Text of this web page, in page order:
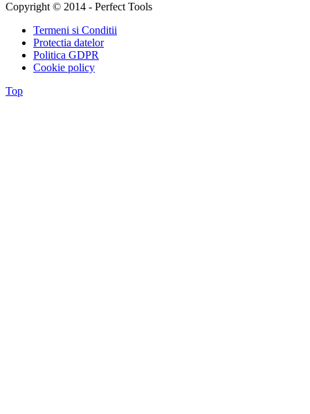
Copyright © 2014 - Perfect Tools
Termeni si Conditii
Protectia datelor
Politica GDPR
Cookie policy
Top